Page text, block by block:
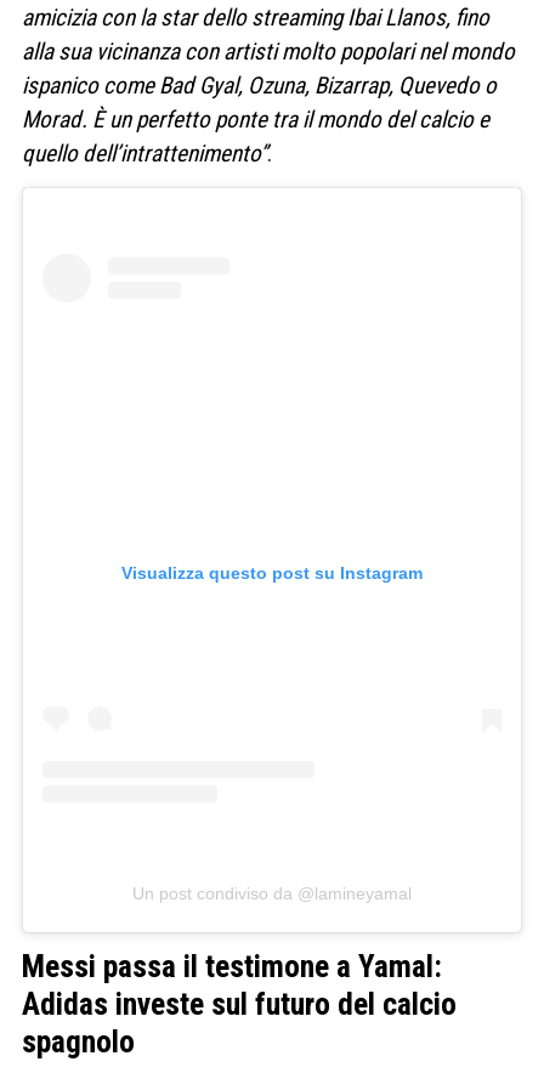
amicizia con la star dello streaming Ibai Llanos, fino
alla sua vicinanza con artisti molto popolari nel mondo
ispanico come Bad Gyal, Ozuna, Bizarrap, Quevedo o
Morad. È un perfetto ponte tra il mondo del calcio e
quello dell’intrattenimento”.
Visualizza questo post su Instagram
Un post condiviso da @lamineyamal
Messi passa il testimone a Yamal:
Adidas investe sul futuro del calcio
spagnolo